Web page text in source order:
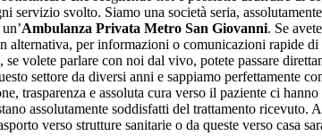
svolto. Siamo una società seria,
Ambulanza Privata Metro San Giovanni. Se
alternativa, per informazioni o comunicazioni rapide
volete parlare con noi dal vivo, potete passare
settore da diversi anni e sappiamo perfettamente
e assoluta cura verso il paziente ci
assolutamente soddisfatti del trattamento ricevuto.
verso strutture sanitarie o da queste verso casa